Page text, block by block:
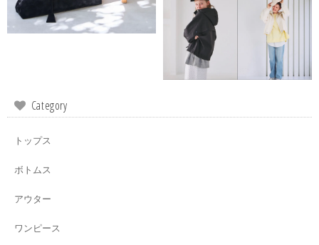
Category
トップス
ボトムス
アウター
ワンピース